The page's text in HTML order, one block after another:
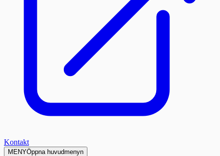
Kontakt
MENYÖppna huvudmenyn